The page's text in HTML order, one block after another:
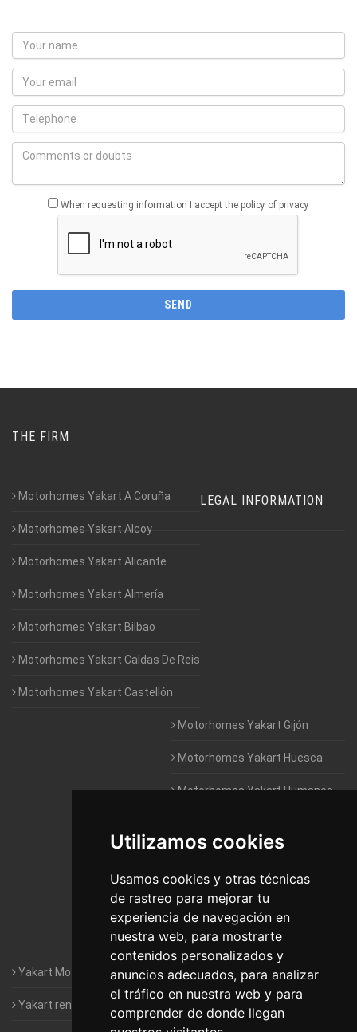
Utilizamos cookies
Usamos cookies y otras técnicas
de rastreo para mejorar tu
experiencia de navegación en
nuestra web, para mostrarte
contenidos personalizados y
anuncios adecuados, para analizar
el tráfico en nuestra web y para
comprender de donde llegan
When requesting information I accept the policy of privacy
THE FIRM
Motorhomes Yakart A Coruña
Motorhomes Yakart Alcoy
Motorhomes Yakart Alicante
Motorhomes Yakart Almería
Motorhomes Yakart Bilbao
Motorhomes Yakart Caldas De Reis
Motorhomes Yakart Castellón
Motorhomes Yakart Gijón
Motorhomes Yakart Huesca
Motorhomes Yakart Humanes
Motorhomes Yakart Jaén
Motorhomes Yakart Lugo
Motorhomes Yakart Valencia
Motorhomes Yakart Vitoria
LEGAL INFORMATION
Yakart Motorhomes : The Company
Yakart rental conditions